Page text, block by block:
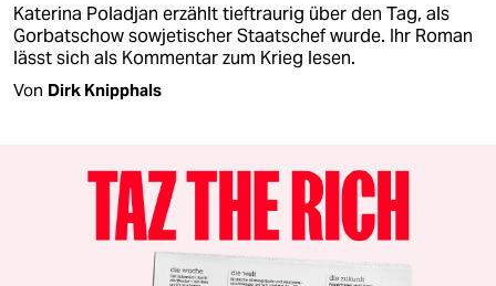
Katerina Poladjan erzählt tieftraurig über den Tag, als
Gorbatschow sowjetischer Staatschef wurde. Ihr Roman
lässt sich als Kommentar zum Krieg lesen.
Von Dirk Knipphals